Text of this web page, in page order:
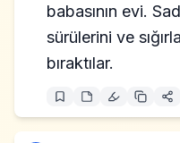
babasının evi.
sürülerini ve
bıraktılar.